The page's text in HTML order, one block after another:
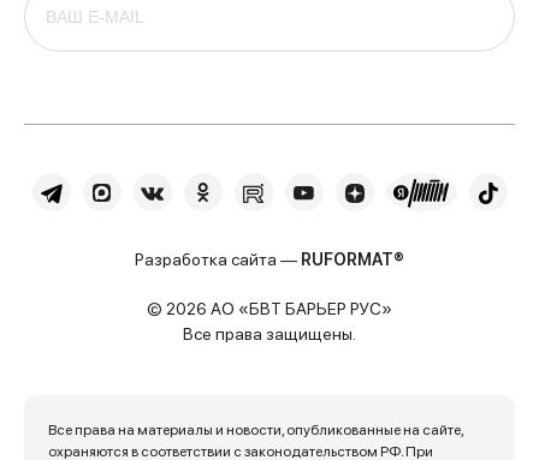
Разработка сайта — RUFORMAT®
© 2026 АО «БВТ БАРЬЕР РУС»
Все права защищены.
Все права на материалы и новости, опубликованные на сайте,
охраняются в соответствии с законодательством РФ. При